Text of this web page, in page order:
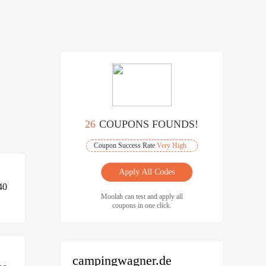
26 COUPONS FOUNDS!
Coupon Success Rate Very High
Apply All Codes
Moolah can test and apply all
coupons in one click.
campingwagner.de